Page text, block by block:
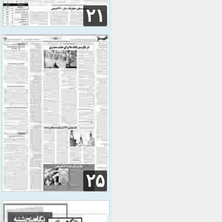
۲۱
۲۵